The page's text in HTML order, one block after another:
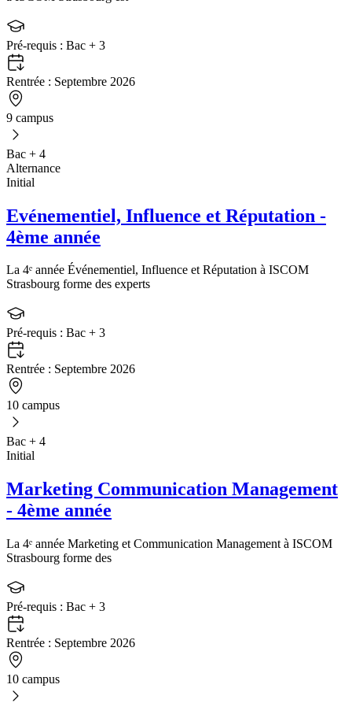
Pré-requis : Bac + 3
Rentrée : Septembre 2026
9 campus
Bac + 4
Alternance
Initial
Evénementiel, Influence et Réputation -
4ème année
La 4ᵉ année Événementiel, Influence et Réputation à ISCOM
Strasbourg forme des experts
Pré-requis : Bac + 3
Rentrée : Septembre 2026
10 campus
Bac + 4
Initial
Marketing Communication Management
- 4ème année
La 4ᵉ année Marketing et Communication Management à ISCOM
Strasbourg forme des
Pré-requis : Bac + 3
Rentrée : Septembre 2026
10 campus